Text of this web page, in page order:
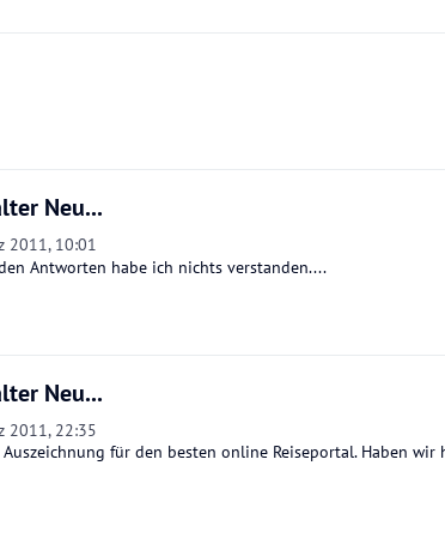
Neu...
2011, 10:01
Antworten habe ich nichts verstanden....
Neu...
2011, 22:35
für den besten online Reiseportal. Haben wir